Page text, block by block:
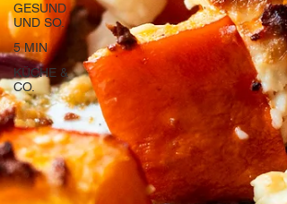
GESUND
UND SO.
5 MIN
KÜCHE &
CO.